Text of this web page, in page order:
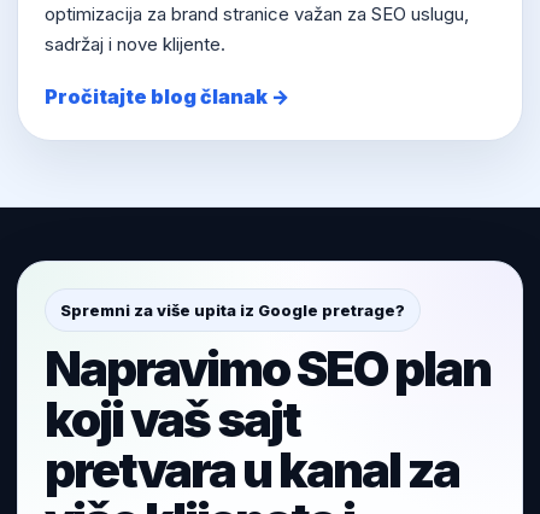
optimizacija za brand stranice važan za SEO uslugu,
sadržaj i nove klijente.
Pročitajte blog članak →
Spremni za više upita iz Google pretrage?
Napravimo SEO plan
koji vaš sajt
pretvara u kanal za